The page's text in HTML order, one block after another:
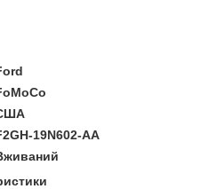
19N602-AA